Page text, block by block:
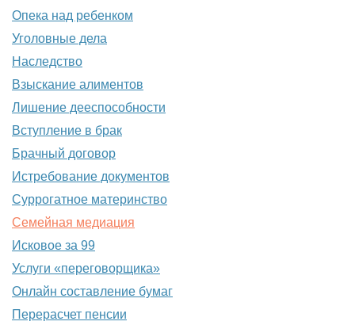
Опека над ребенком
Уголовные дела
Наследство
Взыскание алиментов
Лишение дееспособности
Вступление в брак
Брачный договор
Истребование документов
Суррогатное материнство
Семейная медиация
Исковое за 99
Услуги «переговорщика»
Онлайн составление бумаг
Перерасчет пенсии